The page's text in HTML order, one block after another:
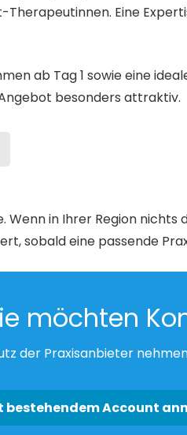
Eine
ab Tag 1 sowie eine
besonders attraktiv.
Wenn in Ihrer Region
sobald eine passende
möchten
der Praxisanbieter
bestehendem Account